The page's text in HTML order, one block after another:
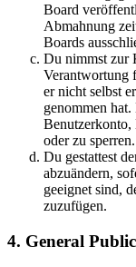
Board
Abmahnung
Boards
Du nimmst zur
Verantwortung
er nicht selbst
genommen
Benutzerkonto,
oder zu sperren.
Du gestattest
abzuändern,
geeignet sind,
zuzufügen.
4. General